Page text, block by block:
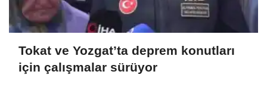
Tokat ve Yozgat’ta deprem konutları
için çalışmalar sürüyor